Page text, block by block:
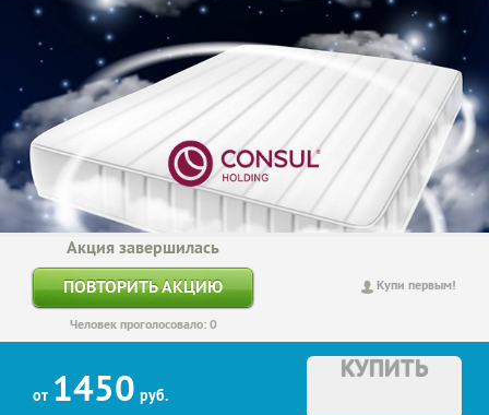
Купи первым!
Акция завершилась
ПОВТОРИТЬ АКЦИЮ
Человек проголосовало: 0
от 1450 руб.
КУПИТЬ